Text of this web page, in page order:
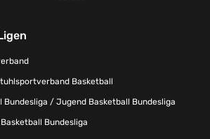
Basketball
Bundesliga / Jugend Basketball Bundesliga
Bundesliga